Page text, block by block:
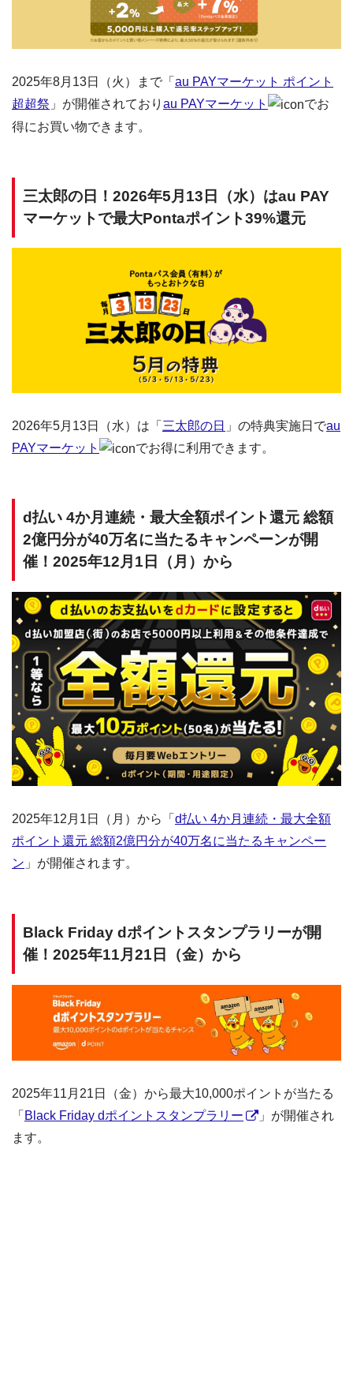
2025年8月13日（火）まで「 au PAYマーケット ポイント
超超祭 」が開催されており au PAYマーケット
でお
得にお買い物できます。
三太郎の日！2026年5月13日（水）はau PAY
マーケットで最大Pontaポイント39%還元
2026年5月13日（水）は「 三太郎の日 」の特典実施日でau
PAYマーケット
でお得に利用できます。
d払い 4か月連続・最大全額ポイント還元 総額
2億円分が40万名に当たるキャンペーンが開
催！2025年12月1日（月）から
2025年12月1日（月）から「 d払い 4か月連続・最大全額
ポイント還元 総額2億円分が40万名に当たるキャンペー
ン 」が開催されます。
Black Friday dポイントスタンプラリーが開
催！2025年11月21日（金）から
2025年11月21日（金）から最大10,000ポイントが当たる
「 Black Friday dポイントスタンプラリー
」が開催され
ます。